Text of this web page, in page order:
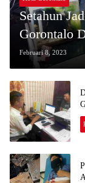
Setahun
Gorontalo
Februari 8, 2023